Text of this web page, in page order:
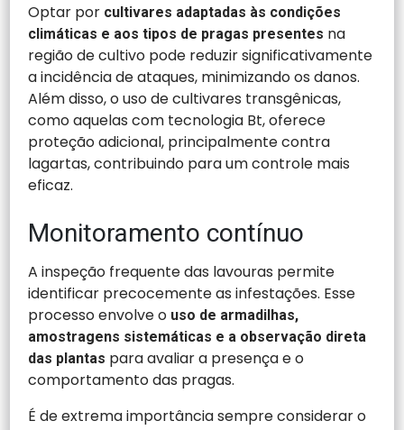
Optar por cultivares adaptadas às condições
climáticas e aos tipos de pragas presentes na
região de cultivo pode reduzir significativamente
a incidência de ataques, minimizando os danos.
Além disso, o uso de cultivares transgênicas,
como aquelas com tecnologia Bt, oferece
proteção adicional, principalmente contra
lagartas, contribuindo para um controle mais
eficaz.
Monitoramento contínuo
A inspeção frequente das lavouras permite
identificar precocemente as infestações. Esse
processo envolve o uso de armadilhas,
amostragens sistemáticas e a observação direta
das plantas para avaliar a presença e o
comportamento das pragas.
É de extrema importância sempre considerar o